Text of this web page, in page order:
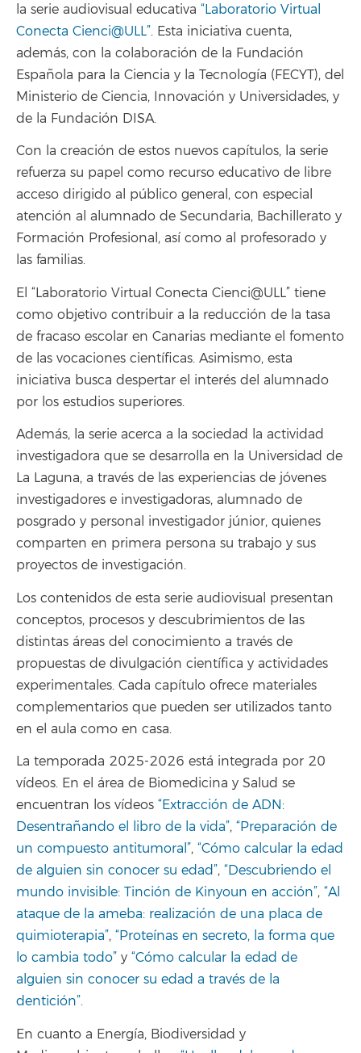
la serie audiovisual educativa “Laboratorio Virtual
Conecta Cienci@ULL”. Esta iniciativa cuenta,
además, con la colaboración de la Fundación
Española para la Ciencia y la Tecnología (FECYT), del
Ministerio de Ciencia, Innovación y Universidades, y
de la Fundación DISA.
Con la creación de estos nuevos capítulos, la serie
refuerza su papel como recurso educativo de libre
acceso dirigido al público general, con especial
atención al alumnado de Secundaria, Bachillerato y
Formación Profesional, así como al profesorado y
las familias.
El “Laboratorio Virtual Conecta Cienci@ULL” tiene
como objetivo contribuir a la reducción de la tasa
de fracaso escolar en Canarias mediante el fomento
de las vocaciones científicas. Asimismo, esta
iniciativa busca despertar el interés del alumnado
por los estudios superiores.
Además, la serie acerca a la sociedad la actividad
investigadora que se desarrolla en la Universidad de
La Laguna, a través de las experiencias de jóvenes
investigadores e investigadoras, alumnado de
posgrado y personal investigador júnior, quienes
comparten en primera persona su trabajo y sus
proyectos de investigación.
Los contenidos de esta serie audiovisual presentan
conceptos, procesos y descubrimientos de las
distintas áreas del conocimiento a través de
propuestas de divulgación científica y actividades
experimentales. Cada capítulo ofrece materiales
complementarios que pueden ser utilizados tanto
en el aula como en casa.
La temporada 2025-2026 está integrada por 20
vídeos. En el área de Biomedicina y Salud se
encuentran los vídeos “Extracción de ADN:
Desentrañando el libro de la vida”, “Preparación de
un compuesto antitumoral”, “Cómo calcular la edad
de alguien sin conocer su edad”, “Descubriendo el
mundo invisible: Tinción de Kinyoun en acción”, “Al
ataque de la ameba: realización de una placa de
quimioterapia”, “Proteínas en secreto, la forma que
lo cambia todo” y “Cómo calcular la edad de
alguien sin conocer su edad a través de la
dentición”.
En cuanto a Energía, Biodiversidad y